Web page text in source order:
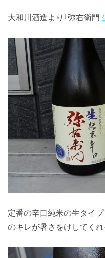
大和川酒造より｢弥右衛門
定番の辛口純米の生タイ
のキレが暑さをけしてくれ